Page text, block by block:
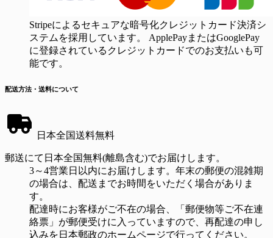
Stripeによるセキュアな暗号化クレジットカード決済シ
ステムを採用しています。 ApplePayまたはGooglePay
に登録されているクレジットカードでのお支払いも可
能です。
配送方法・送料について
日本全国送料無料
郵送にて日本全国無料(離島含む)でお届けします。
3～4営業日以内にお届けします。年末の郵便の混雑期
の場合は、配送までお時間をいただく場合がありま
す。
配達時にお客様がご不在の場合、「郵便物等ご不在連
絡票」が郵便受けに入っていますので、再配達の申し
込みを日本郵政のホームページで行ってください。